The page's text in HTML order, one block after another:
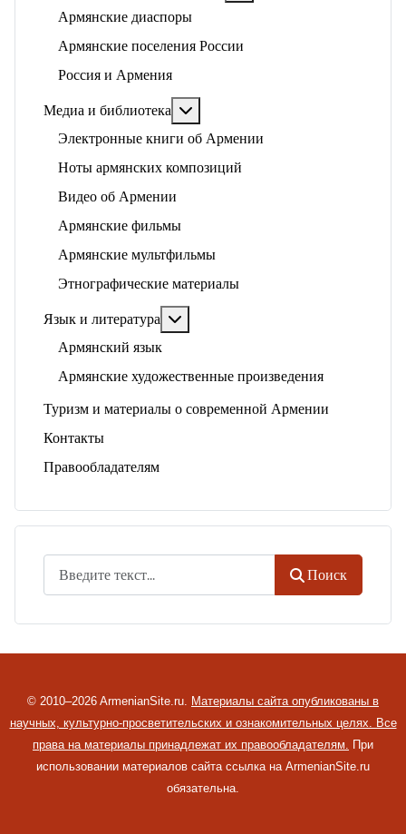
Армянские диаспоры
Армянские поселения России
Россия и Армения
Медиа и библиотека
Электронные книги об Армении
Ноты армянских композиций
Видео об Армении
Армянские фильмы
Армянские мультфильмы
Этнографические материалы
Язык и литература
Армянский язык
Армянские художественные произведения
Туризм и материалы о современной Армении
Контакты
Правообладателям
Поиск
© 2010–2026 ArmenianSite.ru. Материалы сайта опубликованы в
научных, культурно-просветительских и ознакомительных целях. Все
права на материалы принадлежат их правообладателям. При
использовании материалов сайта ссылка на ArmenianSite.ru
обязательна.